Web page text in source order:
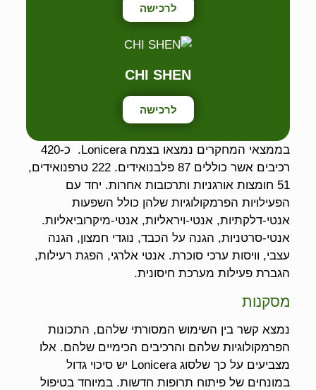
לרכישה
CHI SHEN
לרכישה
בממצאי המחקרים נמצאו בצמח Lonicera. כ-420
רכיבים אשר כוללים 87 פלבנואידים. 222 טרפנואידים,
51 חומצות אורגניות ותרכובות אחרות. יחד עם
הפעילויות הפרמקולוגיות שלהן כולל השפעות
אנטי-דלקתיות, אנטי-ויראליות, אנטי-מיקרוביאליות.
אנטי-סרטניות, הגנה על הכבד, נוגדי חמצון, הגנה
עצבי, וויסות ערכי סוכרת. אנטי אלרגי, הפגת רעילות,
הגברת פעילות מערכת חיסונית.
מסקנות
נמצא קשר בין השימוש המסורתי שלהם, התכונות
הפרמקולוגיות שלהם והרכיבים הכימיים שלהם. אלו
מצביעים על כך שלסוג Lonicera יש סיכוי גדול
במונחים של פיתוח תרופות חדשות. במיוחד בטיפול